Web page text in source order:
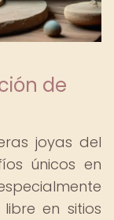
de
joyas del
únicos en
en sitios